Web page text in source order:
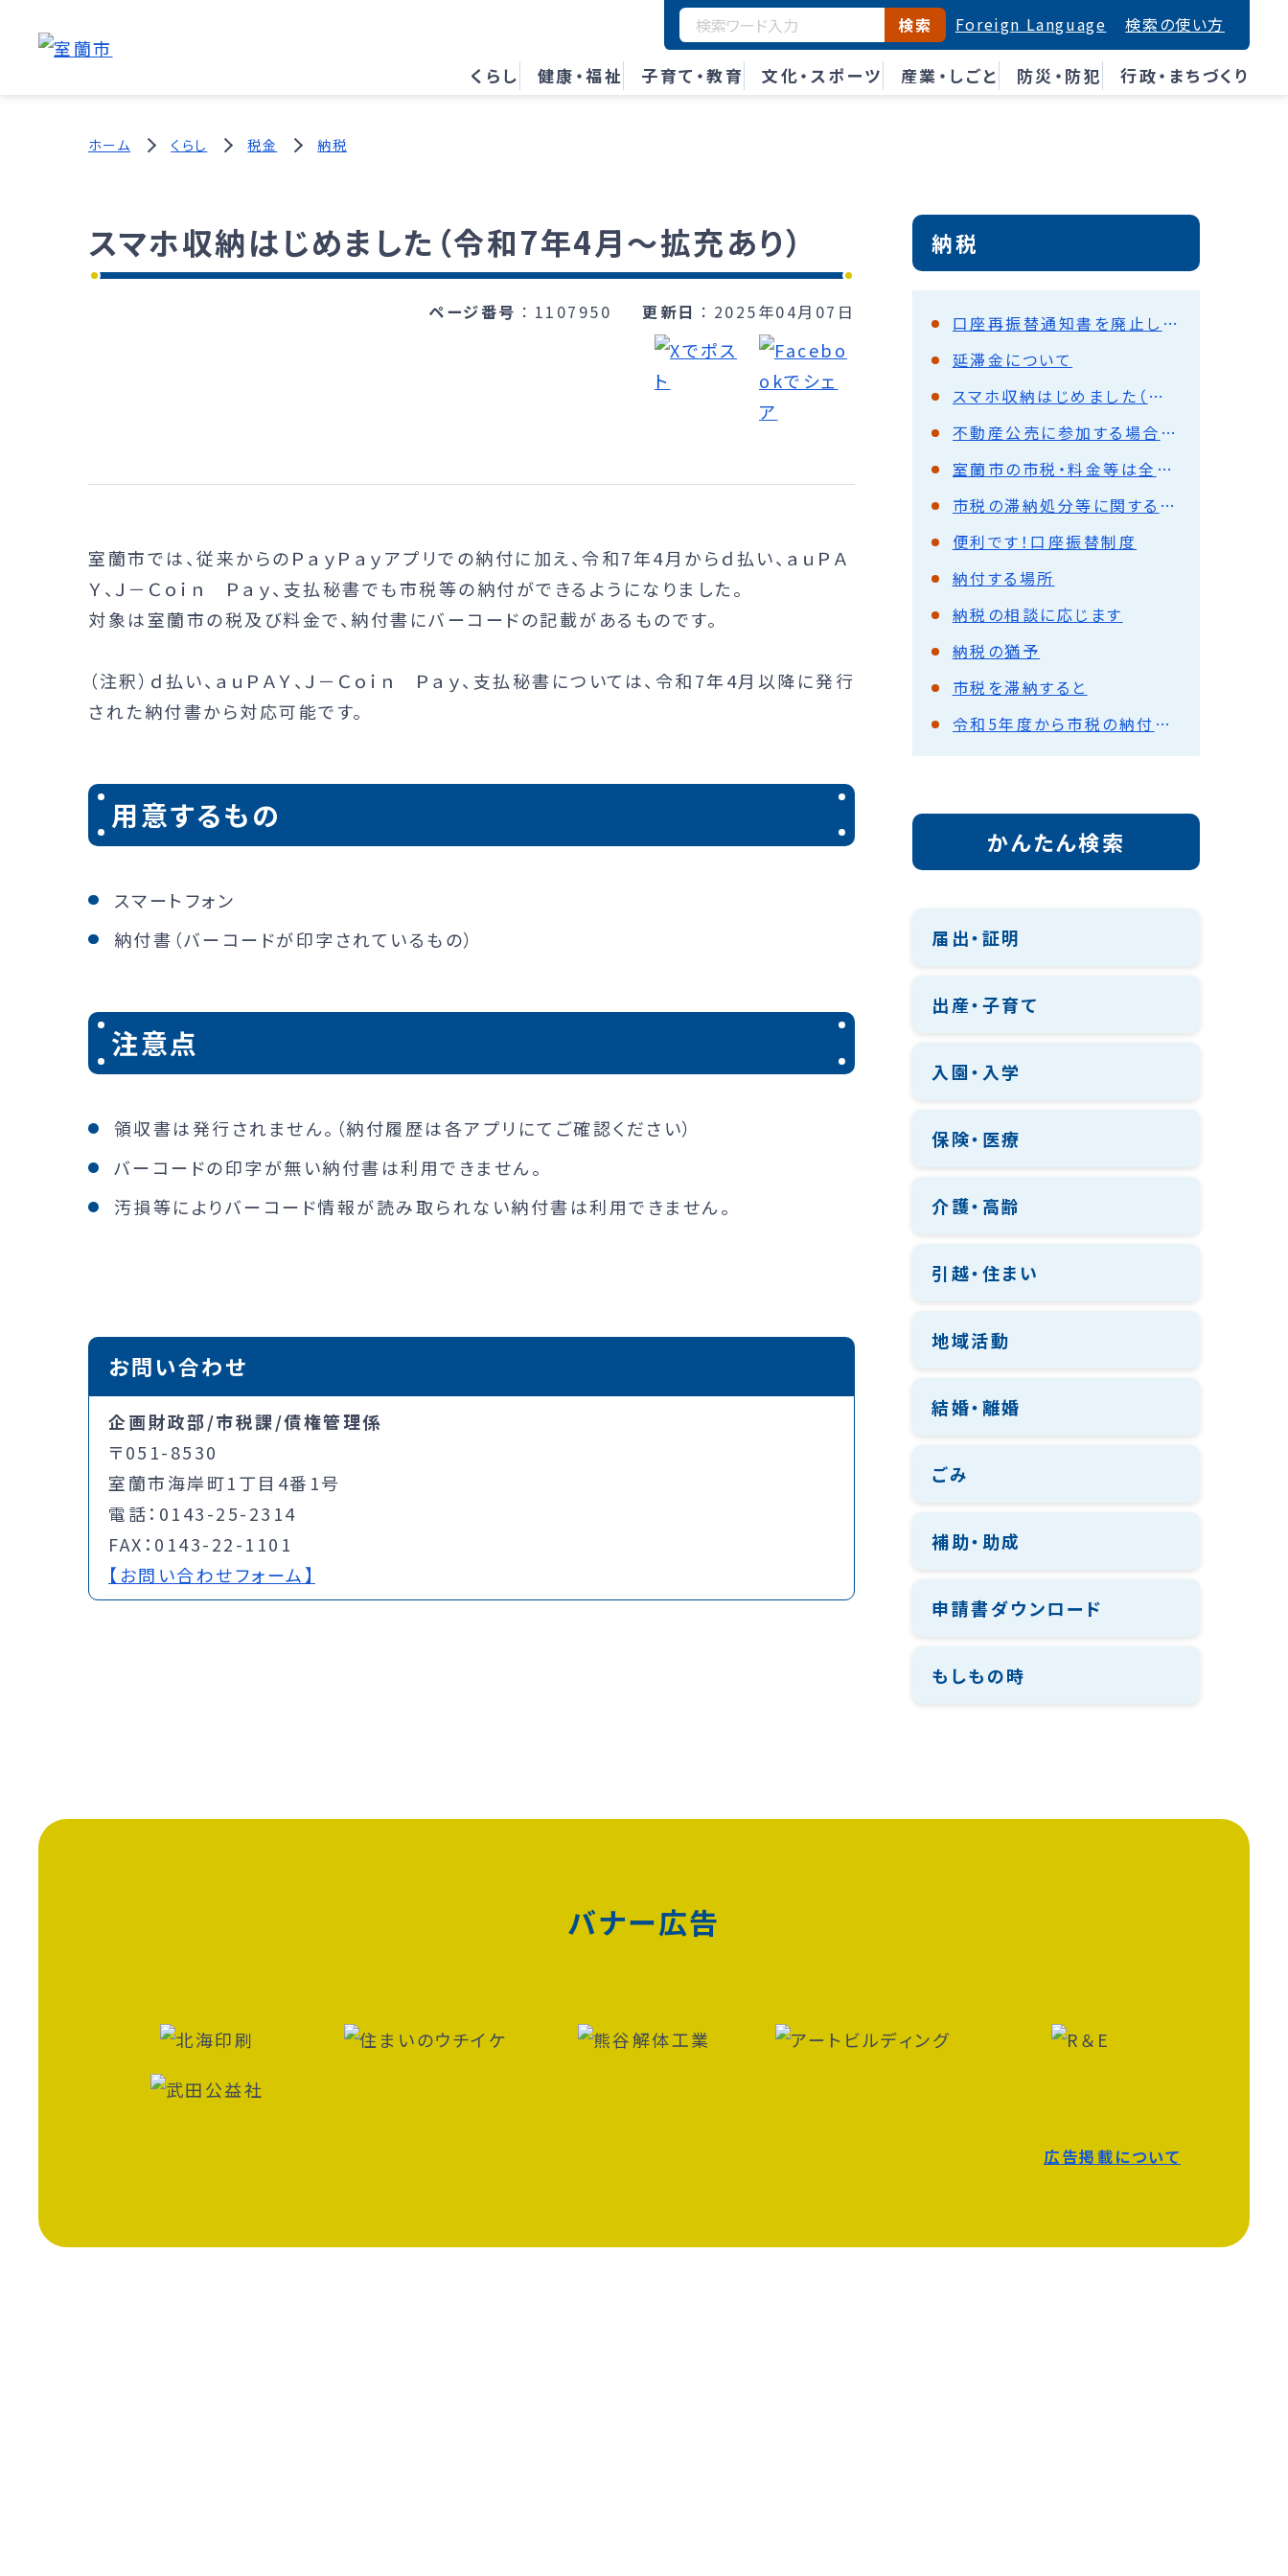
くらし 健康・福祉 子育て・教育 文化・スポーツ 産業・しごと 防災・防犯 行政・まちづくり
検索 Foreign Language 検索の使い方
ホーム くらし 税金 納税
スマホ収納はじめました（令和7年4月～拡充あり）
ページ番号 1107950 更新日 2025年04月07日
室蘭市では、従来からのＰａｙＰａｙアプリでの納付に加え、令和7年4月からｄ払い、ａｕＰＡ
Ｙ、Ｊ－Ｃｏｉｎ Ｐａｙ、支払秘書でも市税等の納付ができるようになりました。
対象は室蘭市の税及び料金で、納付書にバーコードの記載があるものです。
（注釈）ｄ払い、ａｕＰＡＹ、Ｊ－Ｃｏｉｎ Ｐａｙ、支払秘書については、令和7年4月以降に発行
された納付書から対応可能です。
用意するもの
スマートフォン
納付書（バーコードが印字されているもの）
注意点
領収書は発行されません。（納付履歴は各アプリにてご確認ください）
バーコードの印字が無い納付書は利用できません。
汚損等によりバーコード情報が読み取られない納付書は利用できません。
お問い合わせ
企画財政部/市税課/債権管理係
〒051-8530
室蘭市海岸町1丁目4番1号
電話：0143-25-2314
FAX：0143-22-1101
【お問い合わせフォーム】
納税
口座再振替通知書を廃止します。
延滞金について
スマホ収納はじめました（令和7年4月～拡充あり）
不動産公売に参加する場合の必要書類について
室蘭市の市税・料金等は全国のコンビニエンスストア等でも納められます
市税の滞納処分等に関する審査請求について
便利です！口座振替制度
納付する場所
納税の相談に応じます
納税の猶予
市税を滞納すると
令和5年度から市税の納付方法が拡充されます
かんたん検索
届出・証明
出産・子育て
入園・入学
保険・医療
介護・高齢
引越・住まい
地域活動
結婚・離婚
ごみ
補助・助成
申請書ダウンロード
もしもの時
バナー広告
広告掲載について